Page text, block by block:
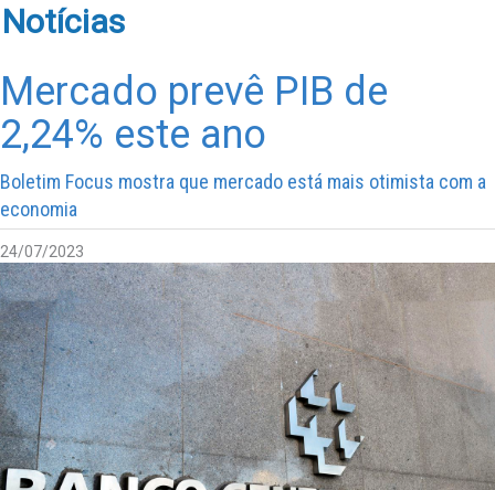
Notícias
Mercado prevê PIB de
2,24% este ano
Boletim Focus mostra que mercado está mais otimista com a
economia
24/07/2023